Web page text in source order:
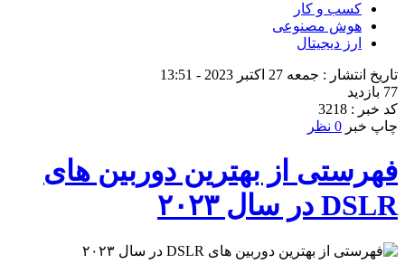
کسب و کار
هوش مصنوعی
ارز دیجیتال
تاریخ انتشار : جمعه 27 اکتبر 2023 - 13:51
77 بازدید
کد خبر : 3218
چاپ خبر 0 نظر
فهرستی از بهترین دوربین های
DSLR در سال ۲۰۲۳